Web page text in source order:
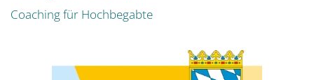
Coaching für Hochbegabte